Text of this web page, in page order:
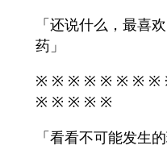
「还说什么，最喜
药」
※ ※ ※ ※ ※ ※ ※ ※
※ ※ ※ ※ ※
「看看不可能发生的